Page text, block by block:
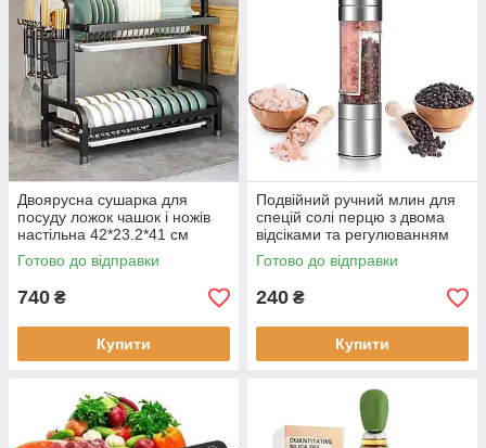
Двоярусна сушарка для
посуду ложок чашок і ножів
настільна 42*23.2*41 см
металева
Готово до відправки
740 ₴
Купити
Подвійний ручний млин для
спецій солі перцю з двома
відсіками та регулюванням
помелу
Готово до відправки
240 ₴
Купити